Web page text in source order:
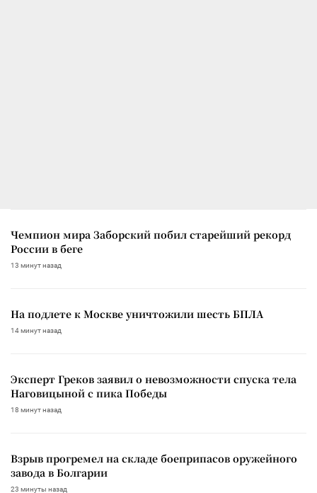
Чемпион мира Заборский побил старейший рекорд
России в беге
13 минут назад
На подлете к Москве уничтожили шесть БПЛА
14 минут назад
Эксперт Греков заявил о невозможности спуска тела
Наговицыной с пика Победы
18 минут назад
Взрыв прогремел на складе боеприпасов оружейного
завода в Болгарии
23 минуты назад